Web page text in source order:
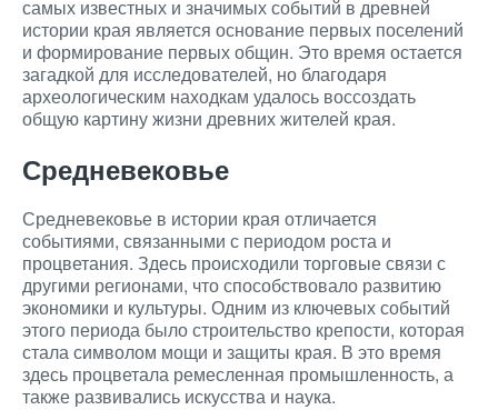
самых известных и значимых событий в древней
истории края является основание первых поселений
и формирование первых общин. Это время остается
загадкой для исследователей, но благодаря
археологическим находкам удалось воссоздать
общую картину жизни древних жителей края.
Средневековье
Средневековье в истории края отличается
событиями, связанными с периодом роста и
процветания. Здесь происходили торговые связи с
другими регионами, что способствовало развитию
экономики и культуры. Одним из ключевых событий
этого периода было строительство крепости, которая
стала символом мощи и защиты края. В это время
здесь процветала ремесленная промышленность, а
также развивались искусства и наука.